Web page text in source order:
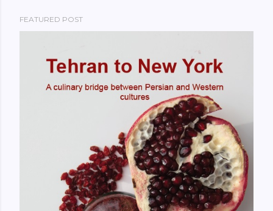
FEATURED POST